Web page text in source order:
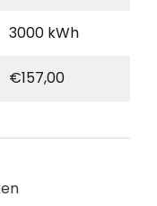
3000 kWh
€157,00